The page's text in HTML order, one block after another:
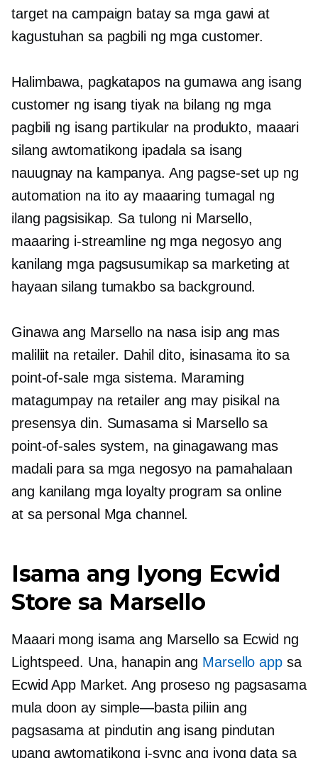
target na campaign batay sa mga gawi at
kagustuhan sa pagbili ng mga customer.
Halimbawa, pagkatapos na gumawa ang isang
customer ng isang tiyak na bilang ng mga
pagbili ng isang partikular na produkto, maaari
silang awtomatikong ipadala sa isang
nauugnay na kampanya. Ang pagse-set up ng
automation na ito ay maaaring tumagal ng
ilang pagsisikap. Sa tulong ni Marsello,
maaaring i-streamline ng mga negosyo ang
kanilang mga pagsusumikap sa marketing at
hayaan silang tumakbo sa background.
Ginawa ang Marsello na nasa isip ang mas
maliliit na retailer. Dahil dito, isinasama ito sa
point-of-salemga sistema. Maraming
matagumpay na retailer ang may pisikal na
presensya din. Sumasama si Marsello sa
point-of-salessystem, na ginagawang mas
madali para sa mga negosyo na pamahalaan
ang kanilang mga loyalty program sa online
at sa personal Mga channel.
Isama ang Iyong Ecwid
Store sa Marsello
Maaari mong isama ang Marsello sa Ecwid ng
Lightspeed. Una, hanapin ang Marsello appsa
Ecwid App Market. Ang proseso ng pagsasama
mula doon ay simple—bastapiliin ang
pagsasama at pindutin ang isang pindutan
upang awtomatikong i-sync ang iyong data sa